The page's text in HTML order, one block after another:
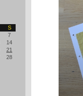
S
7
14
21
28